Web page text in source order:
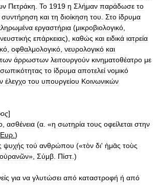
Πετράκη Το 1919 η Σλήμαν παράδωσε το
συντήρηση και τη διοίκηση του Στο ίδρυμα
εργαστήρια (μικροβιολογικό
επάρκειας), καθώς και ειδικά ιατρεία
οφθαλμολογικό νευρολογικό και
των άρρωστων λειτουργούν κινηματοθέατρο με
το ίδρυμα αποτελεί νομικό
έλεγχο του υπουργείου Κοινωνικών
]
ασθένεια (α . «η σωτηρία τους οφείλεται στην
Ευρ )
ψυχής τού ανθρώπου («τὸν δι' ἡμᾱς τοὺς
οὐρανῶν», Σύμβ Πίστ .)
για να γλυτώσει από καταστροφή ή από